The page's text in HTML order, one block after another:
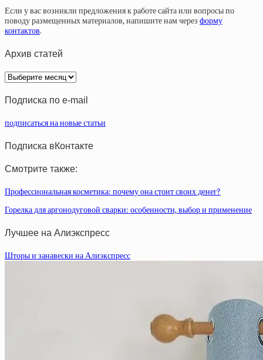
Если у вас возникли предложения к работе сайта или вопросы по
поводу размещенных материалов, напишите нам через форму
контактов.
Архив статей
Архив
статей
Подписка по e-mail
подписаться на новые статьи
Подписка вКонтакте
Смотрите также:
Профессиональная косметика: почему она стоит своих денег?
Горелка для аргонодуговой сварки: особенности, выбор и применение
Лучшее на Алиэкспресс
Шторы и занавески на Алиэкспресс